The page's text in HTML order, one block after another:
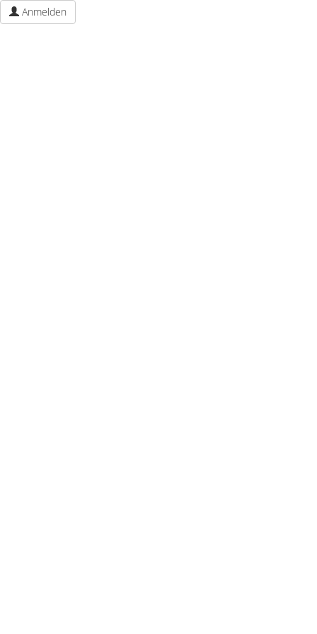
Anmelden